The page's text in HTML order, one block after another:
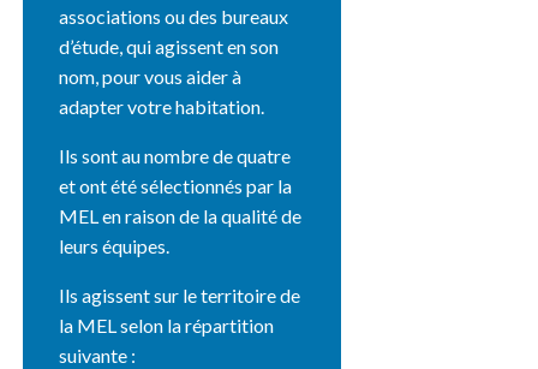
associations ou des bureaux
d’étude, qui agissent en son
nom, pour vous aider à
adapter votre habitation.
Ils sont au nombre de quatre
et ont été sélectionnés par la
MEL en raison de la qualité de
leurs équipes.
Ils agissent sur le territoire de
la MEL selon la répartition
suivante :